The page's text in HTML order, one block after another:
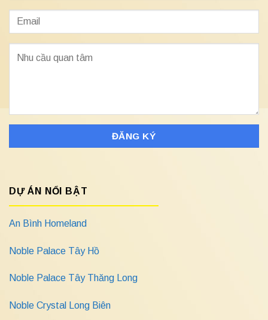
DỰ ÁN NỔI BẬT
An Bình Homeland
Noble Palace Tây Hồ
Noble Palace Tây Thăng Long
Noble Crystal Long Biên